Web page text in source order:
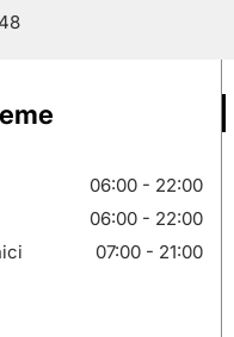
06:00 - 22:00
06:00 - 22:00
07:00 - 21:00